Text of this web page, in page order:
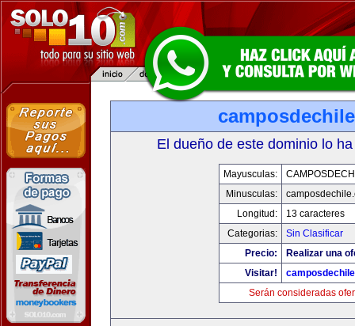
El dueño de este dominio lo
Mayusculas:
Minusculas:
Longitud:
13 caracteres
Categorias:
Sin Clasificar
Precio:
Realizar una
Visitar!
Serán consideradas